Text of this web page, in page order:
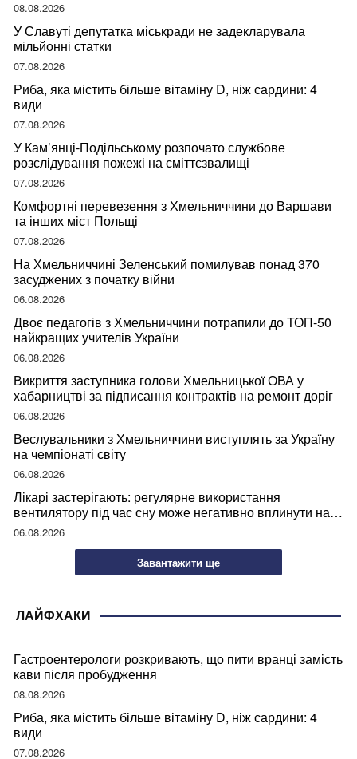
08.08.2026
У Славуті депутатка міськради не задекларувала
мільйонні статки
07.08.2026
Риба, яка містить більше вітаміну D, ніж сардини: 4
види
07.08.2026
У Кам’янці-Подільському розпочато службове
розслідування пожежі на сміттєзвалищі
07.08.2026
Комфортні перевезення з Хмельниччини до Варшави
та інших міст Польщі
07.08.2026
На Хмельниччині Зеленський помилував понад 370
засуджених з початку війни
06.08.2026
Двоє педагогів з Хмельниччини потрапили до ТОП-50
найкращих учителів України
06.08.2026
Викриття заступника голови Хмельницької ОВА у
хабарництві за підписання контрактів на ремонт доріг
06.08.2026
Веслувальники з Хмельниччини виступлять за Україну
на чемпіонаті світу
06.08.2026
Лікарі застерігають: регулярне використання
вентилятору під час сну може негативно вплинути на
ваше здоров’я
06.08.2026
Завантажити ще
ЛАЙФХАКИ
Гастроентерологи розкривають, що пити вранці замість
кави після пробудження
08.08.2026
Риба, яка містить більше вітаміну D, ніж сардини: 4
види
07.08.2026